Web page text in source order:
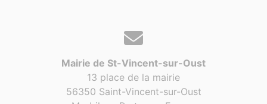
Mairie de St-Vincent-sur-Oust
13 place de la mairie
56350 Saint-Vincent-sur-Oust